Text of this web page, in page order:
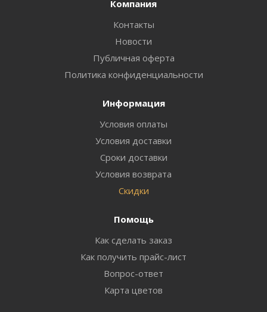
Компания
Контакты
Новости
Публичная оферта
Политика конфиденциальности
Информация
Условия оплаты
Условия доставки
Сроки доставки
Условия возврата
Скидки
Помощь
Как сделать заказ
Как получить прайс-лист
Вопрос-ответ
Карта цветов